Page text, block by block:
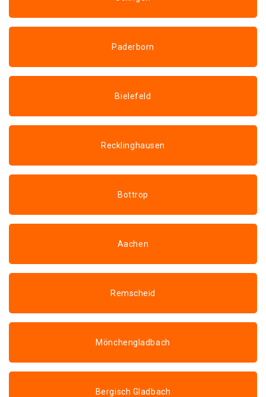
Paderborn
Bielefeld
Recklinghausen
Bottrop
Aachen
Remscheid
Mönchengladbach
Bergisch Gladbach